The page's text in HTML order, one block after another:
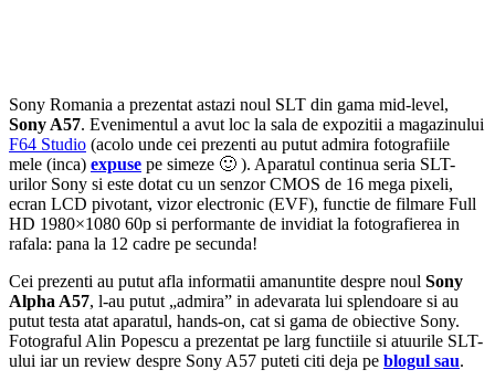
Sony Romania a prezentat astazi noul SLT din gama mid-level,
Sony A57. Evenimentul a avut loc la sala de expozitii a magazinului
F64 Studio (acolo unde cei prezenti au putut admira fotografiile
mele (inca) expuse pe simeze 🙂 ). Aparatul continua seria SLT-
urilor Sony si este dotat cu un senzor CMOS de 16 mega pixeli,
ecran LCD pivotant, vizor electronic (EVF), functie de filmare Full
HD 1980×1080 60p si performante de invidiat la fotografierea in
rafala: pana la 12 cadre pe secunda!
Cei prezenti au putut afla informatii amanuntite despre noul Sony
Alpha A57, l-au putut „admira” in adevarata lui splendoare si au
putut testa atat aparatul, hands-on, cat si gama de obiective Sony.
Fotograful Alin Popescu a prezentat pe larg functiile si atuurile SLT-
ului iar un review despre Sony A57 puteti citi deja pe blogul sau.